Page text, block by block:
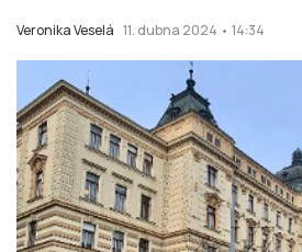
Veronika Veselá 11. dubna 2024 • 14:34